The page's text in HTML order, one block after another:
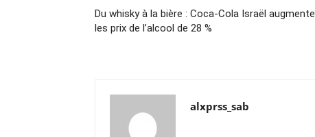
Du whisky à la bière : Coca-Cola Israël augmente
les prix de l’alcool de 28 %
alxprss_sab